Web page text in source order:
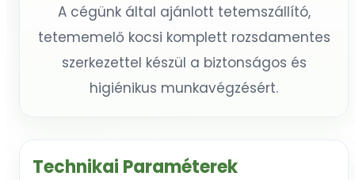
A cégünk által ajánlott tetemszállító,
tetememelő kocsi komplett rozsdamentes
szerkezettel készül a biztonságos és
higiénikus munkavégzésért.
Technikai Paraméterek